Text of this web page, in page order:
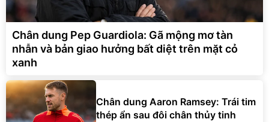
Chân dung Pep Guardiola: Gã mộng mơ tàn
nhẫn và bản giao hưởng bất diệt trên mặt cỏ
xanh
Chân dung Aaron Ramsey: Trái tim
thép ẩn sau đôi chân thủy tinh